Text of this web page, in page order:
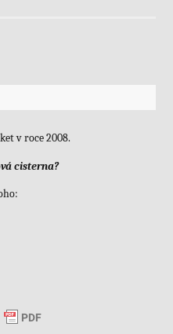
v roce 2008.
cisterna?